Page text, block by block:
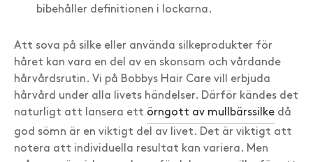
bibehåller definitionen i lockarna.
Att sova på silke eller använda silkeprodukter för
håret kan vara en del av en skonsam och vårdande
hårvårdsrutin. Vi på Bobbys Hair Care vill erbjuda
hårvård under alla livets händelser. Därför kändes det
naturligt att lansera ett örngott av mullbärssilke då
god sömn är en viktigt del av livet. Det är viktigt att
notera att individuella resultat kan variera. Men